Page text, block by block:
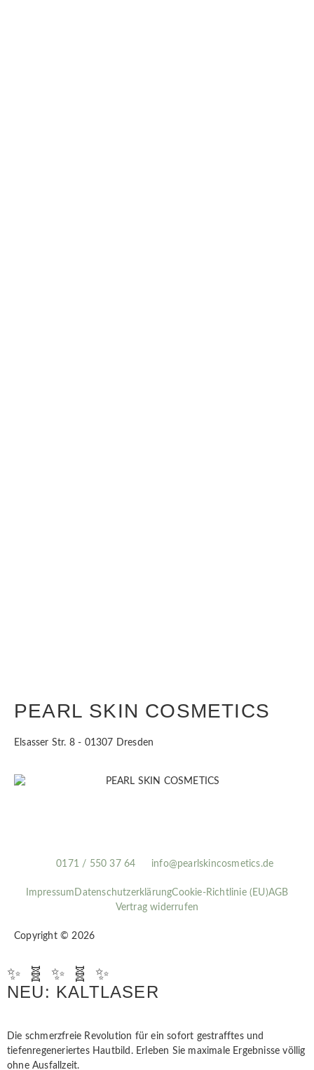
PEARL SKIN COSMETICS
Elsasser Str. 8 - 01307 Dresden
0171 / 550 37 64 info@pearlskincosmetics.de
Impressum DatenschutzerklärungCookie-Richtlinie (EU)AGB
Vertrag widerrufen
Copyright © 2026
✨ 🧬 ✨ 🧬 ✨
NEU: KALTLASER
Die schmerzfreie Revolution für ein sofort gestrafftes und
tiefenregeneriertes Hautbild. Erleben Sie maximale Ergebnisse völlig
ohne Ausfallzeit.